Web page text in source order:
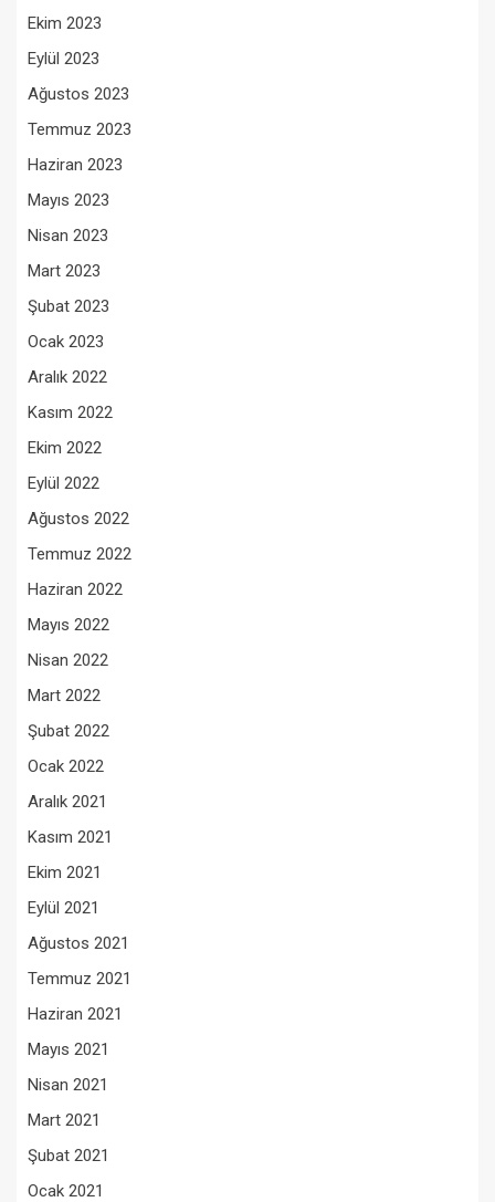
Ekim 2023
Eylül 2023
Ağustos 2023
Temmuz 2023
Haziran 2023
Mayıs 2023
Nisan 2023
Mart 2023
Şubat 2023
Ocak 2023
Aralık 2022
Kasım 2022
Ekim 2022
Eylül 2022
Ağustos 2022
Temmuz 2022
Haziran 2022
Mayıs 2022
Nisan 2022
Mart 2022
Şubat 2022
Ocak 2022
Aralık 2021
Kasım 2021
Ekim 2021
Eylül 2021
Ağustos 2021
Temmuz 2021
Haziran 2021
Mayıs 2021
Nisan 2021
Mart 2021
Şubat 2021
Ocak 2021